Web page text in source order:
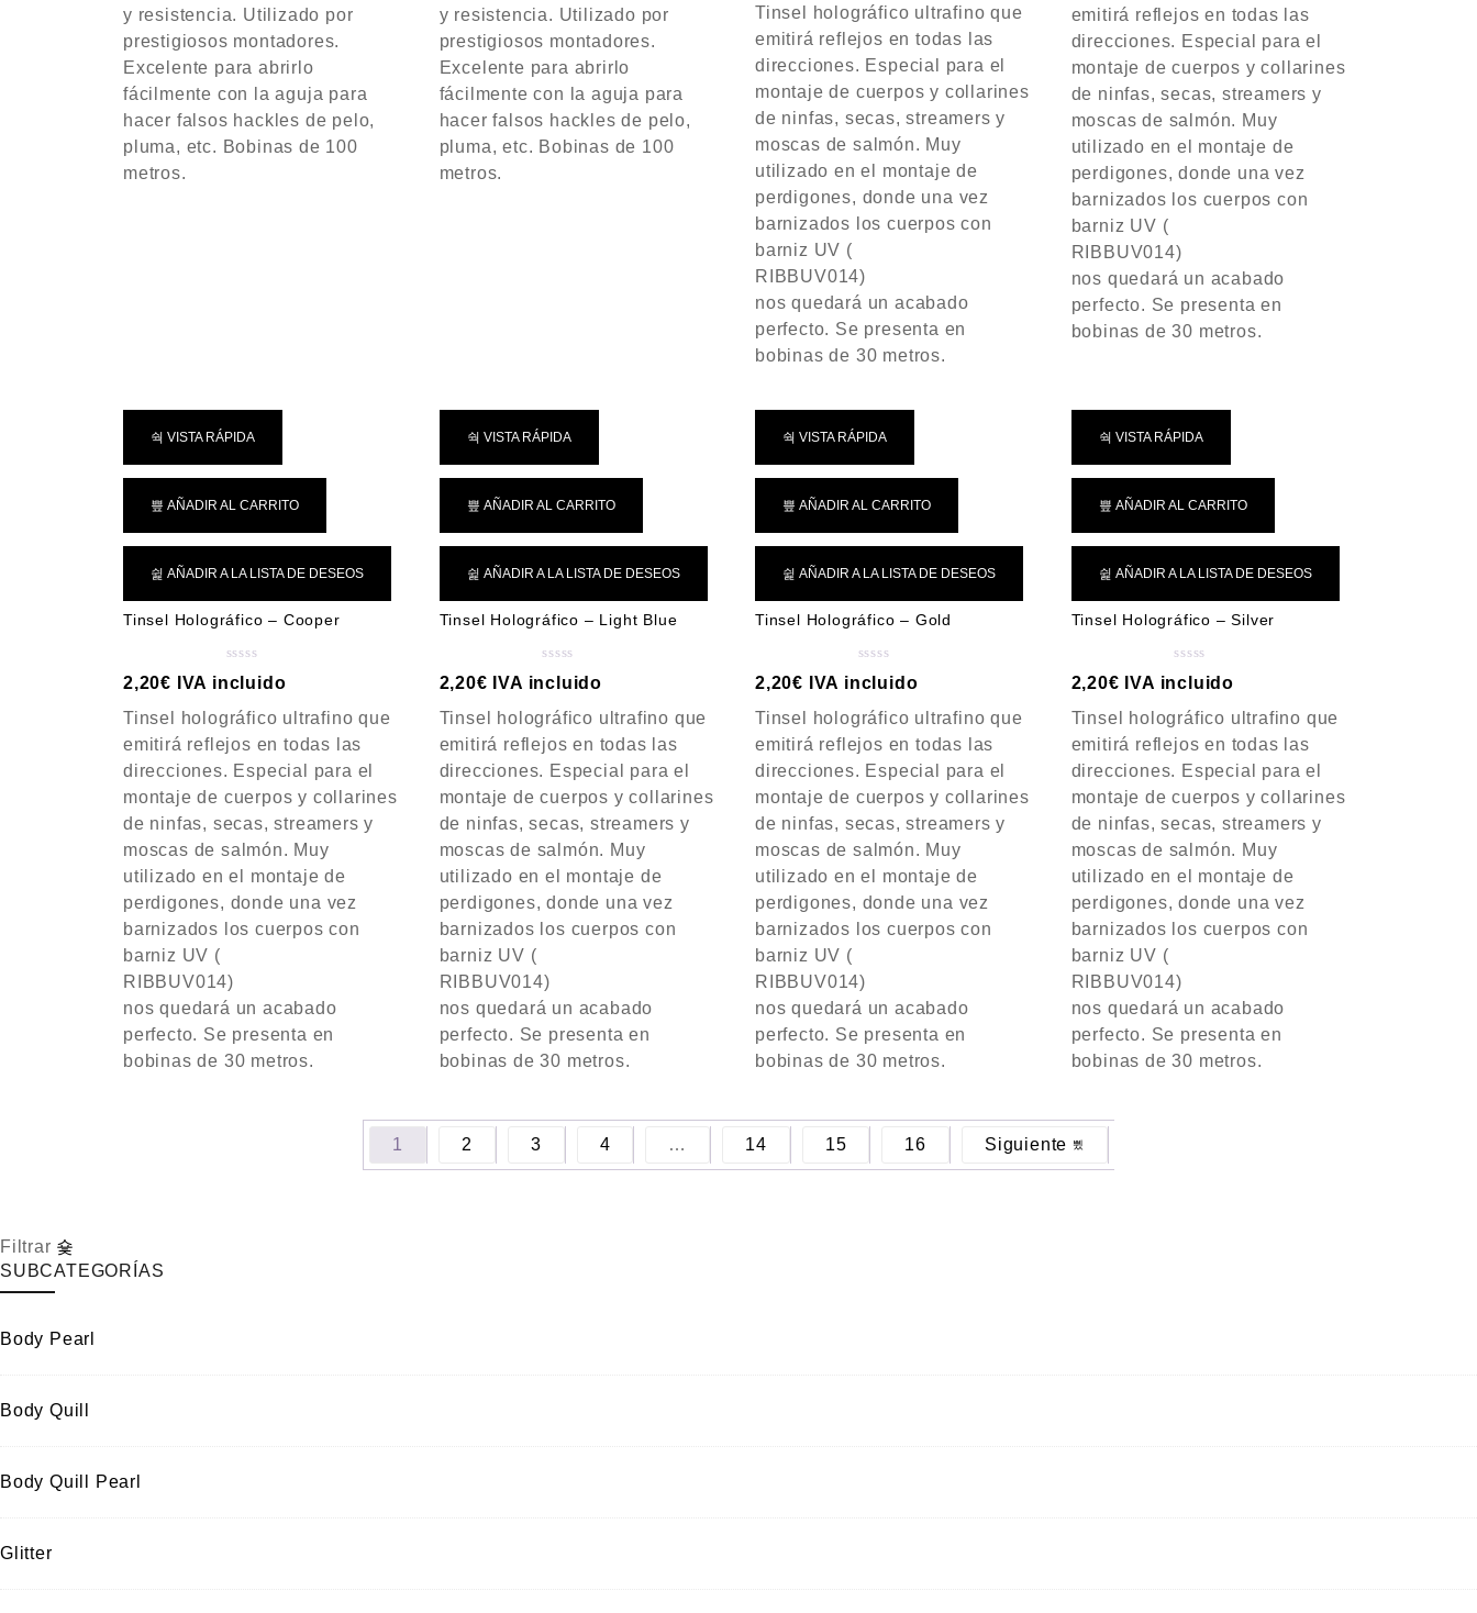
o
a
d
o
c
n
y resistencia. Utilizado por
prestigiosos montadores.
Excelente para abrirlo
fácilmente con la aguja para
hacer falsos hackles de pelo,
pluma, etc. Bobinas de 100
metros.
o
a
d
o
n
y resistencia. Utilizado por
prestigiosos montadores.
Excelente para abrirlo
fácilmente con la aguja para
hacer falsos hackles de pelo,
pluma, etc. Bobinas de 100
metros.
l
o
a
d
o
c
n
0
d
Tinsel holográfico ultrafino que
emitirá reflejos en todas las
direcciones. Especial para el
montaje de cuerpos y collarines
de ninfas, secas, streamers y
moscas de salmón. Muy
utilizado en el montaje de
perdigones, donde una vez
barnizados los cuerpos con
barniz UV (
RIBBUV014)
nos quedará un acabado
perfecto. Se presenta en
bobinas de 30 metros.
o
d
o
c
n
0
d
emitirá reflejos en todas las
direcciones. Especial para el
montaje de cuerpos y collarines
de ninfas, secas, streamers y
moscas de salmón. Muy
utilizado en el montaje de
perdigones, donde una vez
barnizados los cuerpos con
barniz UV (
RIBBUV014)
nos quedará un acabado
perfecto. Se presenta en
bobinas de 30 metros.
VISTA RÁPIDA
AÑADIR AL CARRITO
AÑADIR A LA LISTA DE DESEOS
Tinsel Holográfico – Cooper
V
l
o
a
d
o
c
n
0
d
2,20€
IVA incluido
Tinsel holográfico ultrafino que
emitirá reflejos en todas las
direcciones. Especial para el
montaje de cuerpos y collarines
de ninfas, secas, streamers y
moscas de salmón. Muy
utilizado en el montaje de
perdigones, donde una vez
barnizados los cuerpos con
barniz UV (
RIBBUV014)
nos quedará un acabado
perfecto. Se presenta en
bobinas de 30 metros.
VISTA RÁPIDA
AÑADIR AL CARRITO
AÑADIR A LA LISTA DE DESEOS
Tinsel Holográfico – Light Blue
V
l
o
d
o
c
n
0
d
2,20€ IVA incluido
Tinsel holográfico ultrafino que
emitirá reflejos en todas las
direcciones. Especial para el
montaje de cuerpos y collarines
de ninfas, secas, streamers y
moscas de salmón. Muy
utilizado en el montaje de
perdigones, donde una vez
barnizados los cuerpos con
barniz UV (
RIBBUV014)
nos quedará un acabado
perfecto. Se presenta en
bobinas de 30 metros.
VISTA RÁPIDA
AÑADIR AL CARRITO
AÑADIR A LA LISTA DE DESEOS
Tinsel Holográfico – Gold
V
l
o
a
d
o
c
n
0
d
2,20€
IVA incluido
Tinsel holográfico ultrafino que
emitirá reflejos en todas las
direcciones. Especial para el
montaje de cuerpos y collarines
de ninfas, secas, streamers y
moscas de salmón. Muy
utilizado en el montaje de
perdigones, donde una vez
barnizados los cuerpos con
barniz UV (
RIBBUV014)
nos quedará un acabado
perfecto. Se presenta en
bobinas de 30 metros.
VISTA RÁPIDA
AÑADIR AL CARRITO
AÑADIR A LA LISTA DE DESEOS
Tinsel Holográfico – Silver
V
l
o
d
o
c
n
0
d
2,20€ IVA incluido
Tinsel holográfico ultrafino que
emitirá reflejos en todas las
direcciones. Especial para el
montaje de cuerpos y collarines
de ninfas, secas, streamers y
moscas de salmón. Muy
utilizado en el montaje de
perdigones, donde una vez
barnizados los cuerpos con
barniz UV (
RIBBUV014)
nos quedará un acabado
perfecto. Se presenta en
bobinas de 30 metros.
1 2 3 4 … 14 15 16 Siguiente
Filtrar
SUBCATEGORÍAS
Body Pearl
Body Quill
Body Quill Pearl
Glitter